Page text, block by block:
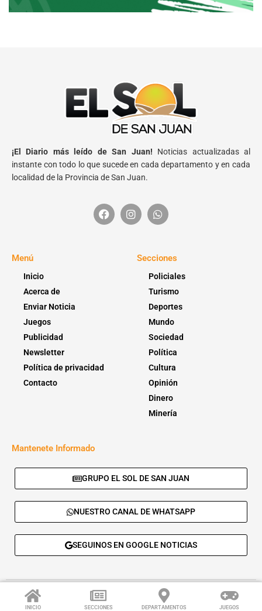
INICIO SECCIONES DEPARTAMENTOS JUEGOS
¡El Diario más leído de San Juan! Noticias actualizadas al
instante con todo lo que sucede en cada departamento y en cada
localidad de la Provincia de San Juan.
Menú
Inicio
Acerca de
Enviar Noticia
Juegos
Publicidad
Newsletter
Política de privacidad
Contacto
Secciones
Policiales
Turismo
Deportes
Mundo
Sociedad
Política
Cultura
Opinión
Dinero
Minería
Mantenete Informado
GRUPO EL SOL DE SAN JUAN
NUESTRO CANAL DE WHATSAPP
SEGUINOS EN GOOGLE NOTICIAS
© 2026 - El Sol de San Juan. Todos los derechos reservados. |
Desarrolla:
Daskalos Solutions